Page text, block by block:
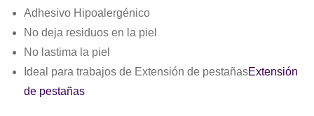
Adhesivo Hipoalergénico
No deja residuos en la piel
No lastima la piel
Ideal para trabajos de Extensión de pestañasExtensión
de pestañas